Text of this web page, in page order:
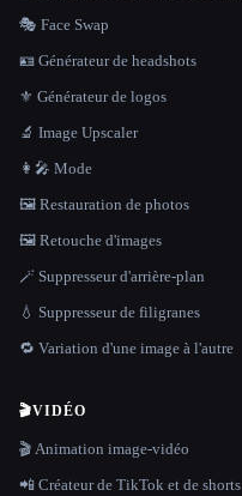
🎭 Face Swap
🪪 Générateur de headshots
⚜️ Générateur de logos
🔬 Image Upscaler
👩‍🎤 Mode
🖼️ Restauration de photos
🖼️ Retouche d'images
🪄 Suppresseur d'arrière-plan
💧 Suppresseur de filigranes
🔁 Variation d'une image à l'autre
🎬VIDÉO
🎬 Animation image-vidéo
📲 Créateur de TikTok et de shorts